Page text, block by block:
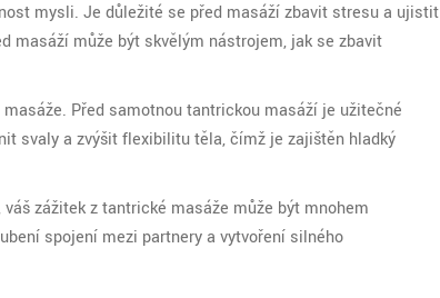
mysli. Je důležité se před masáží zbavit stresu a ujistit
masáží může být skvělým nástrojem, jak se zbavit
Před samotnou tantrickou masáží je užitečné
svaly a zvýšit flexibilitu těla, čímž je zajištěn hladký
zážitek z tantrické masáže může být mnohem
spojení mezi partnery a vytvoření silného